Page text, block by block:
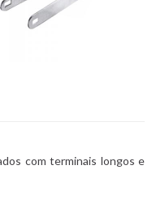
com terminais longos e